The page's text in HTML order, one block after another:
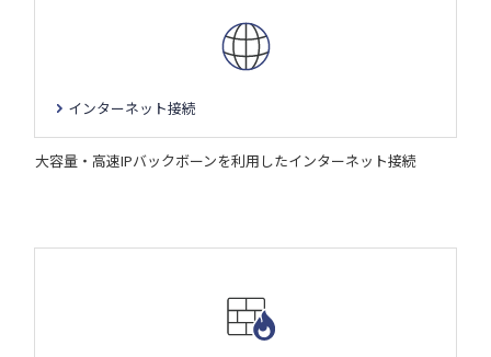
インターネット接続
大容量・高速IPバックボーンを利用したインターネット接続